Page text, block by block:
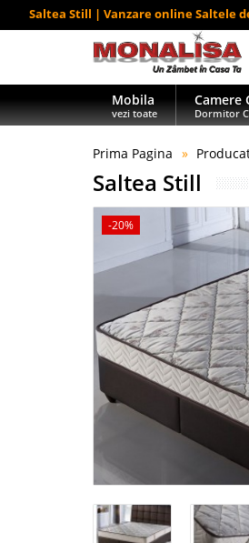
Saltea Still | Vanzare online Saltele
Mobila
vezi toate
Camere
Dormitor
Prima Pagina
Saltea Still
-20%